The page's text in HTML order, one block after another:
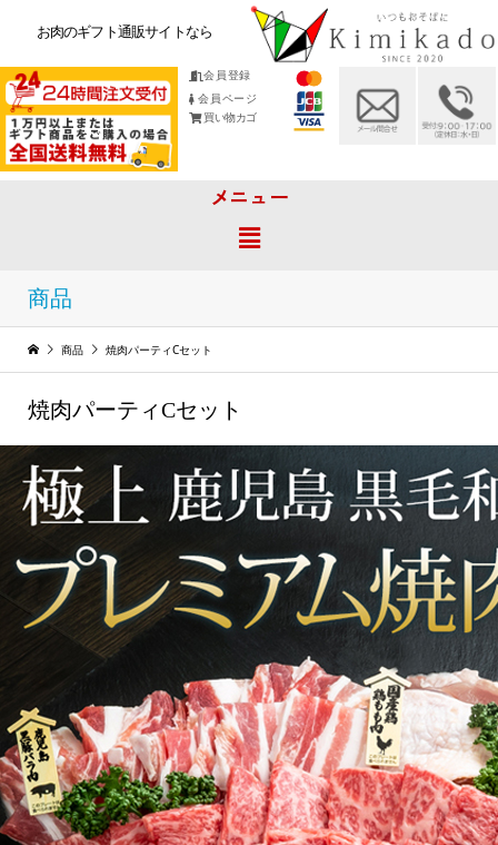
お肉のギフト通販サイトなら
会員登録
会員ページ
買い物カゴ
メニュー
商品
商品 焼肉パーティCセット
焼肉パーティCセット